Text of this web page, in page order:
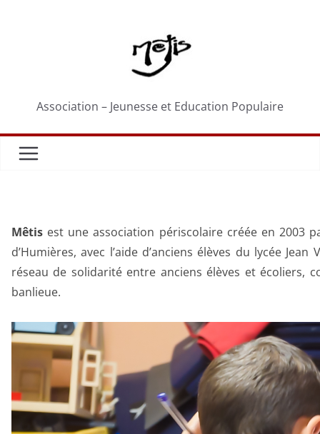
Association – Jeunesse et Education Populaire
Mêtis est une association périscolaire créée en 2003
d’Humières, avec l’aide d’anciens élèves du lycée
réseau de solidarité entre anciens élèves et écoliers,
banlieue.
Lecteur